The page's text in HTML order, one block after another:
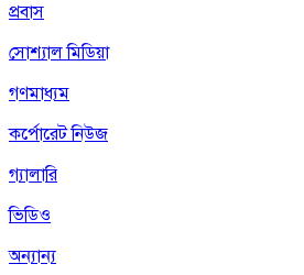
প্রবাস
সোশ্যাল মিডিয়া
গণমাধ্যম
কর্পোরেট নিউজ
গ্যালারি
ভিডিও
অন্যান্য